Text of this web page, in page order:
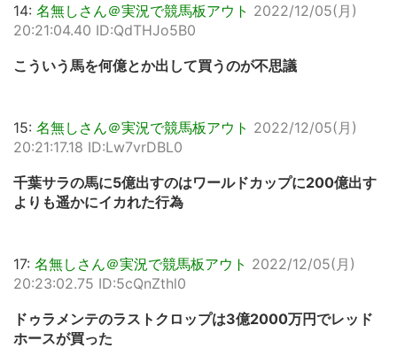
14: 名無しさん＠実況で競馬板アウト 2022/12/05(月)
20:21:04.40 ID:QdTHJo5B0
こういう馬を何億とか出して買うのが不思議
15: 名無しさん＠実況で競馬板アウト 2022/12/05(月)
20:21:17.18 ID:Lw7vrDBL0
千葉サラの馬に5億出すのはワールドカップに200億出す
よりも遥かにイカれた行為
17: 名無しさん＠実況で競馬板アウト 2022/12/05(月)
20:23:02.75 ID:5cQnZthl0
ドゥラメンテのラストクロップは3億2000万円でレッド
ホースが買った